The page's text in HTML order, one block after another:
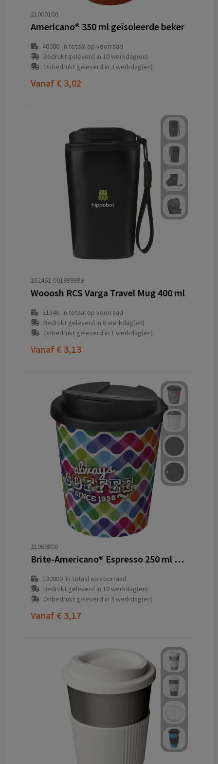
21000100
Americano® 350 ml geïsoleerde beker
40000in totaal op voorraad
Bedrukt geleverd in 10 werkdag(en)
Onbedrukt geleverd in 3 werkdag(en)
Vanaf € 3,02
262461-001999999
Wooosh RCS Varga Travel Mug 400 ml
21346in totaal op voorraad
Bedrukt geleverd in 8 werkdag(en)
Onbedrukt geleverd in 1 werkdag(en)
Vanaf € 3,13
21069800
Brite-Americano® Espresso 250 ml geïsoleerde beker
130000in totaal op voorraad
Bedrukt geleverd in 10 werkdag(en)
Onbedrukt geleverd in 3 werkdag(en)
Vanaf € 3,17